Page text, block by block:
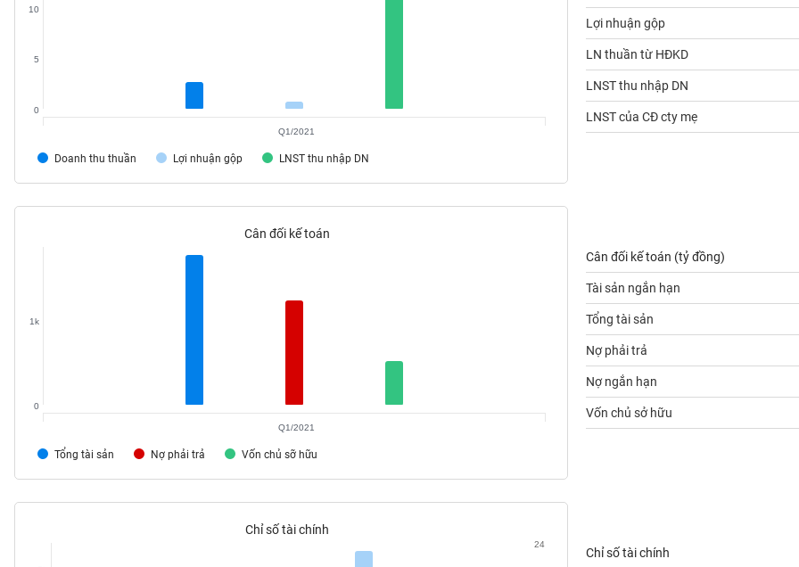
Doanh thu thuần Lợi nhuận gộp LNST thu nhập DN
0
5
10
Q1/2021
Lợi nhuận gộp
LN thuần từ HĐKD
LNST thu nhập DN
LNST của CĐ cty mẹ
Cân đối kế toán
Tổng tài sản Nợ phải trả Vốn chủ sỡ hữu
0
1k
Q1/2021
Cân đối kế toán (tỷ đồng)
Tài sản ngắn hạn
Tổng tài sản
Nợ phải trả
Nợ ngắn hạn
Vốn chủ sở hữu
Chỉ số tài chính
24
Chỉ số tài chính
NGUYÊN
NGHIỆP
TIÊU
YẾU
TIÊU
THIẾT